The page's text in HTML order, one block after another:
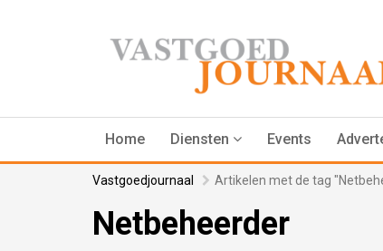
Home Diensten Events
Vastgoedjournaal Artikelen met de tag
Netbeheerder